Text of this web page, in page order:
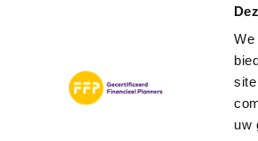
We
uw
© Copyright 2026